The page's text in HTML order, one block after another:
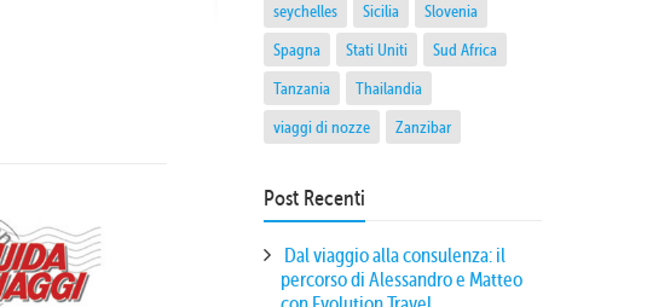
seychelles
Sicilia
Slovenia
Spagna
Stati Uniti
Sud Africa
Tanzania
Thailandia
viaggi di nozze
Zanzibar
Post Recenti
Dal viaggio alla consulenza: il
percorso di Alessandro e Matteo